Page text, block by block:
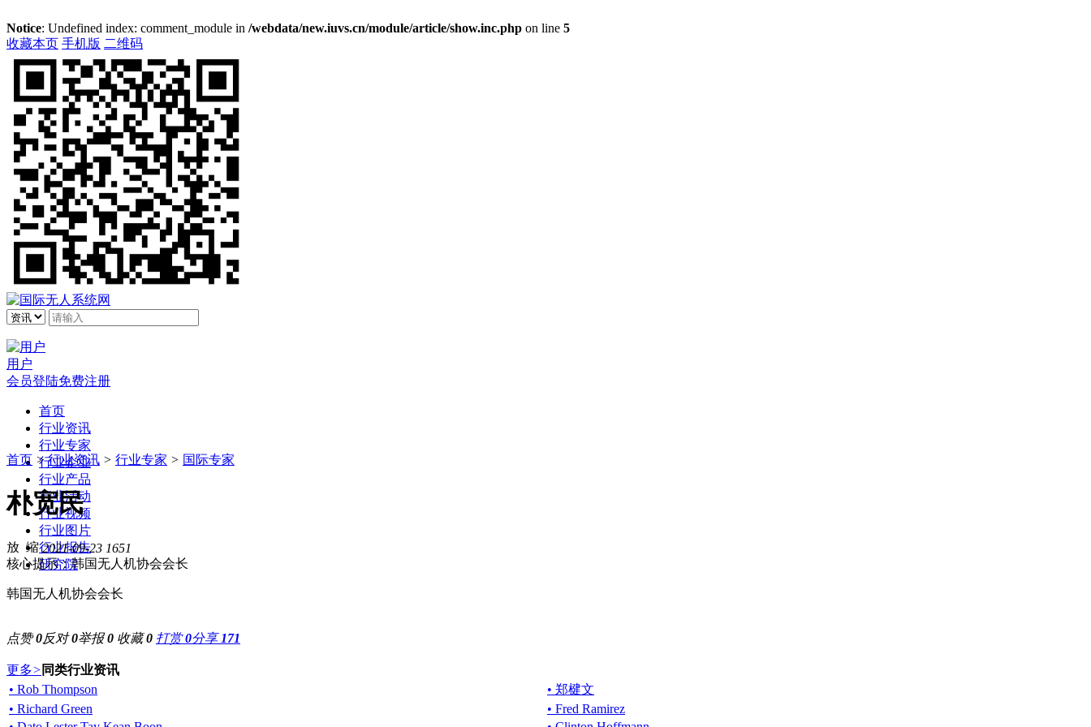
Notice: Undefined index: comment_module in /webdata/new.iuvs.cn/module/article/show.inc.php on line 5
收藏本页 手机版 二维码
用户
会员登陆免费注册
首页
行业资讯
行业专家
行业企业
行业产品
行业活动
行业视频
行业图片
行业报告
研究院
首页 > 行业资讯 > 行业专家 > 国际专家
朴宽民
2021-09-23 1651
核心提示：韩国无人机协会会长
韩国无人机协会会长
点赞0反对0举报0 收藏0 打赏0分享 171
更多> 同类行业资讯
• Rob Thompson
• 郑楗文
• Richard Green
• Fred Ramirez